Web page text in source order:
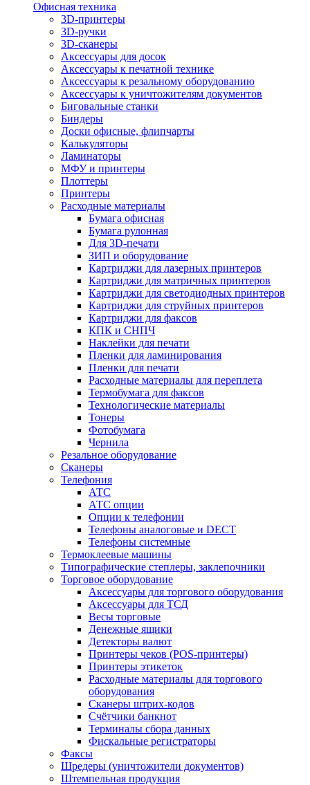
Офисная техника
3D-принтеры
3D-ручки
3D-сканеры
Аксессуары для досок
Аксессуары к печатной технике
Аксессуары к резальному оборудованию
Аксессуары к уничтожителям документов
Биговальные станки
Биндеры
Доски офисные, флипчарты
Калькуляторы
Ламинаторы
МФУ и принтеры
Плоттеры
Принтеры
Расходные материалы
Бумага офисная
Бумага рулонная
Для 3D-печати
ЗИП и оборудование
Картриджи для лазерных принтеров
Картриджи для матричных принтеров
Картриджи для светодиодных принтеров
Картриджи для струйных принтеров
Картриджи для факсов
КПК и СНПЧ
Наклейки для печати
Пленки для ламинирования
Пленки для печати
Расходные материалы для переплета
Термобумага для факсов
Технологические материалы
Тонеры
Фотобумага
Чернила
Резальное оборудование
Сканеры
Телефония
АТС
АТС опции
Опции к телефонии
Телефоны аналоговые и DECT
Телефоны системные
Термоклеевые машины
Типографические степлеры, заклепочники
Торговое оборудование
Аксессуары для торгового оборудования
Аксессуары для ТСД
Весы торговые
Денежные ящики
Детекторы валют
Принтеры чеков (POS-принтеры)
Принтеры этикеток
Расходные материалы для торгового
оборудования
Сканеры штрих-кодов
Счётчики банкнот
Терминалы сбора данных
Фискальные регистраторы
Факсы
Шредеры (уничтожители документов)
Штемпельная продукция